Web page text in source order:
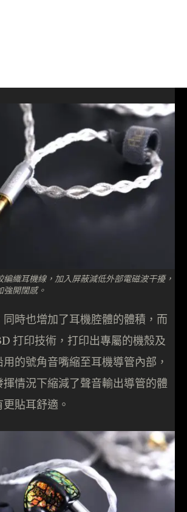
織耳機線，加入屏蔽減低外部電磁波干擾，
開闊感。
時也增加了耳機腔體的體積，而
打印技術，打印出專屬的機殼及
的號角音嘴縮至耳機導管內部，
情況下縮減了聲音輸出導管的體
貼耳舒適。